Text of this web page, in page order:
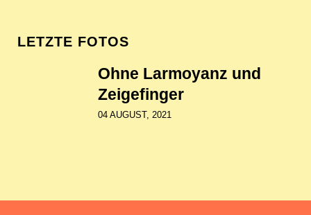
LETZTE FOTOS
Ohne Larmoyanz und
Zeigefinger
04 AUGUST, 2021